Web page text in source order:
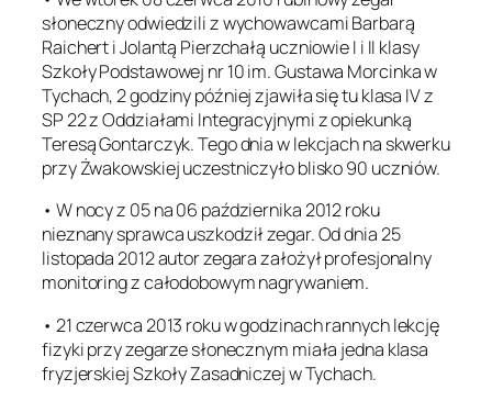
słoneczny odwiedzili z wychowawcami Barbarą
Raichert i Jolantą Pierzchałą uczniowie I i II klasy
Szkoły Podstawowej nr 10 im. Gustawa Morcinka w
Tychach, 2 godziny później zjawiła się tu klasa IV z
SP 22 z Oddziałami Integracyjnymi z opiekunką
Teresą Gontarczyk. Tego dnia w lekcjach na skwerku
przy Żwakowskiej uczestniczyło blisko 90 uczniów.
• W nocy z 05 na 06 października 2012 roku
nieznany sprawca uszkodził zegar. Od dnia 25
listopada 2012 autor zegara założył profesjonalny
monitoring z całodobowym nagrywaniem.
• 21 czerwca 2013 roku w godzinach rannych lekcję
fizyki przy zegarze słonecznym miała jedna klasa
fryzjerskiej Szkoły Zasadniczej w Tychach.